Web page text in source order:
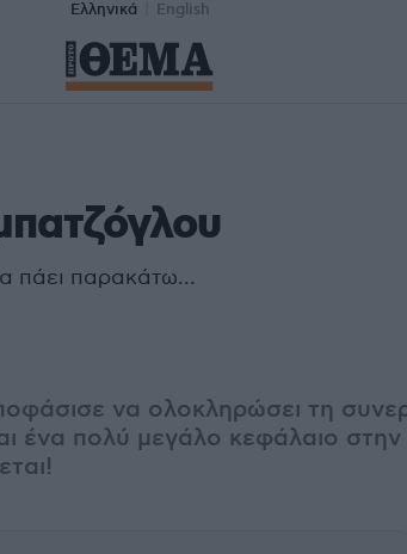
Ελληνικά English
πάει παρακάτω…
να ολοκληρώσει τη
ένα πολύ μεγάλο κεφάλαιο στην